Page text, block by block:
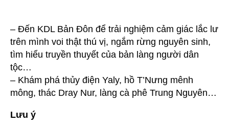
– Đến KDL Bản Đôn để trải nghiệm cảm giác lắc lư
trên mình voi thật thú vị, ngắm rừng nguyên sinh,
tìm hiểu truyền thuyết của bản làng người dân
tộc…
– Khám phá thủy điện Yaly, hồ T’Nưng mênh
mông, thác Dray Nur, làng cà phê Trung Nguyên…
Lưu ý